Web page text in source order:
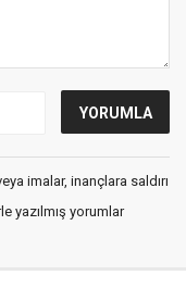
imalar, inançlara saldırı
yazılmış yorumlar